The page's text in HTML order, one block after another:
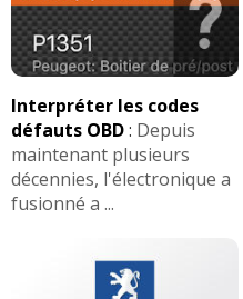
Interpréter les codes
défauts OBD: Depuis
maintenant plusieurs
décennies, l'électronique a
fusionné a ...